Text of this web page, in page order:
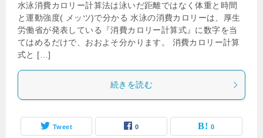
水泳消費カロリー計算法は泳いだ距離ではなく体重と時間
と運動強度( メッツ)で分かる 水泳の消費カロリーは、厚生
労働省が発表している『消費カロリー計算式』に数字を当
てはめるだけで、おおよそ分かります。 消費カロリー計算
式と […]
続きを読む
Tweet 0 0